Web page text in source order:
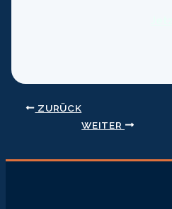
ZURÜCK
WEITER